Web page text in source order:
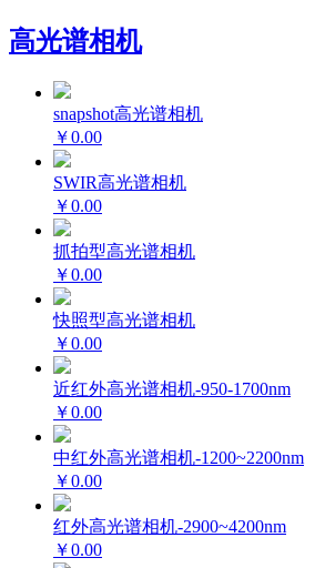
高光谱相机
snapshot高光谱相机
￥0.00
SWIR高光谱相机
￥0.00
抓拍型高光谱相机
￥0.00
快照型高光谱相机
￥0.00
近红外高光谱相机-950-1700nm
￥0.00
中红外高光谱相机-1200~2200nm
￥0.00
红外高光谱相机-2900~4200nm
￥0.00